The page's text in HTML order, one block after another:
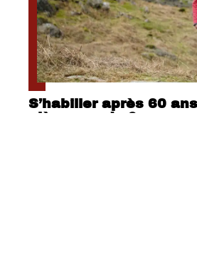
S’habiller après 60
pièces mode ?